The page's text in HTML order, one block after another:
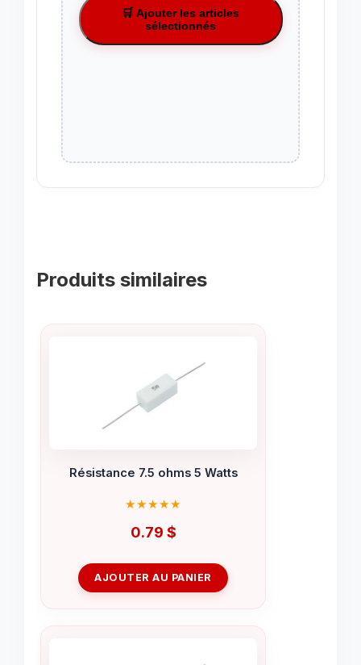
🛒 Ajouter les articles
sélectionnés
Produits similaires
Résistance 7.5 ohms 5 Watts
0.79 $
AJOUTER AU PANIER